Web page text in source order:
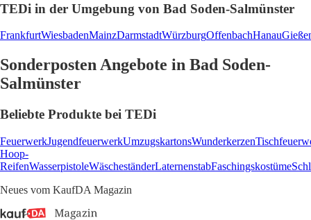
TEDi in der Umgebung von Bad Soden-Salmünster
FrankfurtWiesbadenMainzDarmstadtWürzburgOffenbachHanau
Sonderposten Angebote in Bad Soden-
Salmünster
Beliebte Produkte bei TEDi
FeuerwerkJugendfeuerwerkUmzugskartonsWunderkerzen
Hoop-
ReifenWasserpistoleWäscheständerLaternenstabFaschingskostüme
Neues vom KaufDA Magazin